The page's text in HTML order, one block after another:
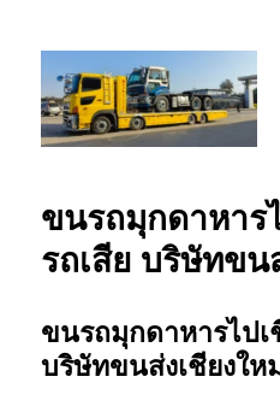
รถเสียเชียงใหม่ โ
ขนรถมุกดาหาร
รถเสีย บริษัทขน
ขนรถมุกดาหารไปเ
บริษัทขนส่งเชียงให